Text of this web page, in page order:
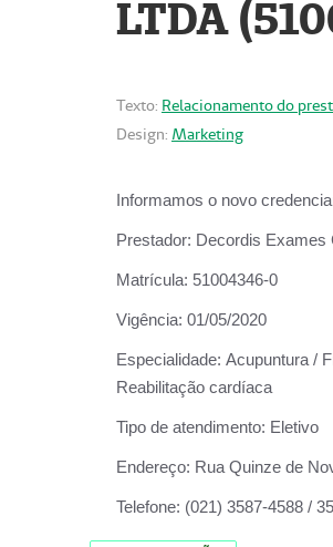
LTDA
Texto: Relacionamento do
Design: Marketing
Informamos o novo
Prestador: Decordis Exames
Matrícula: 51004346-0
Vigência: 01/05/2020
Especialidade: Acupuntura /
Reabilitação cardíaca
Tipo de atendimento: Eletivo
Endereço: Rua Quinze de
Telefone: (021) 3587-4588 /